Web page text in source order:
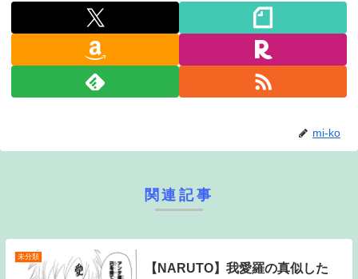
mi-ko
関連記事
未分類
【NARUTO】我愛羅の真似した